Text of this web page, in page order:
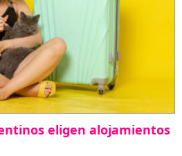
eligen alojamientos